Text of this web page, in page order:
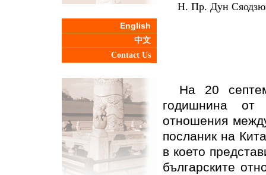
English
中文
Contact Us
Н. Пр. Дун
На 20
годишнина от
отношения
посланик на
в което
българските